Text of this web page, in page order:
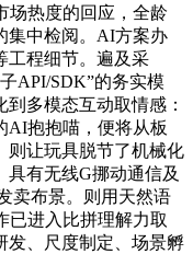
热度的回应，全龄
集中检阅。AI方案办
工程细节。遍及采
API/SDK”的务实模
多模态互动取情感：
AI抱抱喵，便将从板
则让玩具脱节了机械化
有无线G挪动通信及
卖布景。则用天然语
已进入比拼理解力取
发、尺度制定、场景孵